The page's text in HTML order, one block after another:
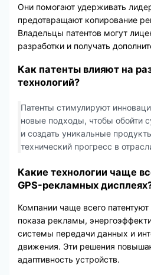
Они помогают удерживать
предотвращают копирование
Владельцы патентов могут
разработки и получать
Как патенты влияют на
технологий?
Патенты стимулируют
новые подходы, чтобы обойти
и создать уникальные
технический прогресс в
Какие технологии чаще
GPS-рекламных
Компании чаще всего
показа рекламы,
системы передачи данных и
движения. Эти решения
адаптивность устройств.